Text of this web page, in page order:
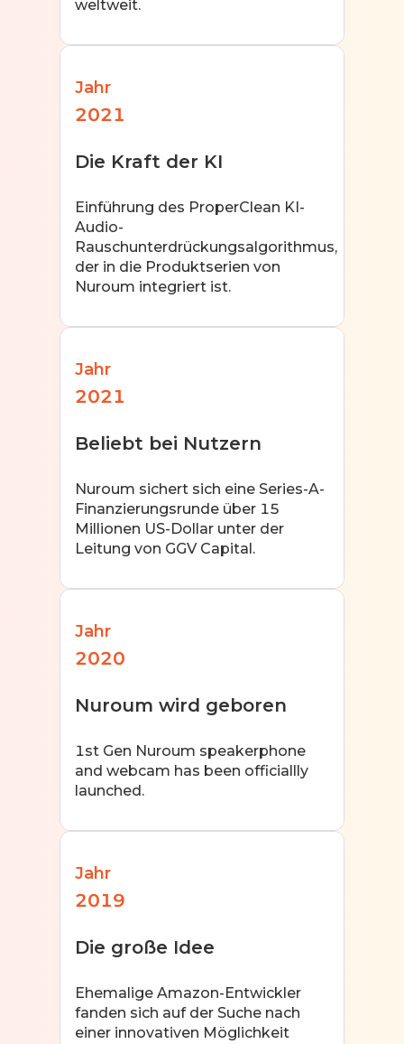
weltweit.
Jahr
2021
Die Kraft der KI
Einführung des ProperClean KI-
Audio-
Rauschunterdrückungsalgorithmus,
der in die Produktserien von
Nuroum integriert ist.
Jahr
2021
Beliebt bei Nutzern
Nuroum sichert sich eine Series-A-
Finanzierungsrunde über 15
Millionen US-Dollar unter der
Leitung von GGV Capital.
Jahr
2020
Nuroum wird geboren
1st Gen Nuroum speakerphone
and webcam has been officiallly
launched.
Jahr
2019
Die große Idee
Ehemalige Amazon-Entwickler
fanden sich auf der Suche nach
einer innovativen Möglichkeit